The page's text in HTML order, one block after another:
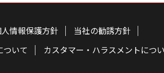
情報保護方針
当社の勧誘方針
ついて
カスタマー・ハラスメントにつ